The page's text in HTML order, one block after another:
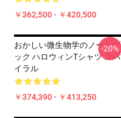
￥362,500 - ￥420,500
おかしい微生物学のノートブ
ック ハロウィンTシャツ スパ
イラル
￥374,390 - ￥413,250
-20%